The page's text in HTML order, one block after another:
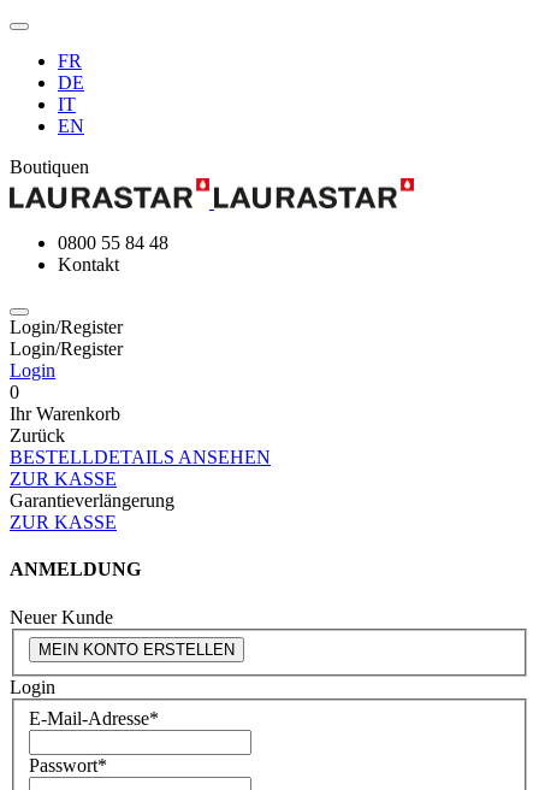
FR
DE
IT
EN
Boutiquen
0800 55 84 48
Kontakt
Login/Register
Login/Register
Login
0
Ihr Warenkorb
Zurück
BESTELLDETAILS ANSEHEN
ZUR KASSE
Garantieverlängerung
ZUR KASSE
ANMELDUNG
Neuer Kunde
MEIN KONTO ERSTELLEN
Login
E-Mail-Adresse*
Passwort*